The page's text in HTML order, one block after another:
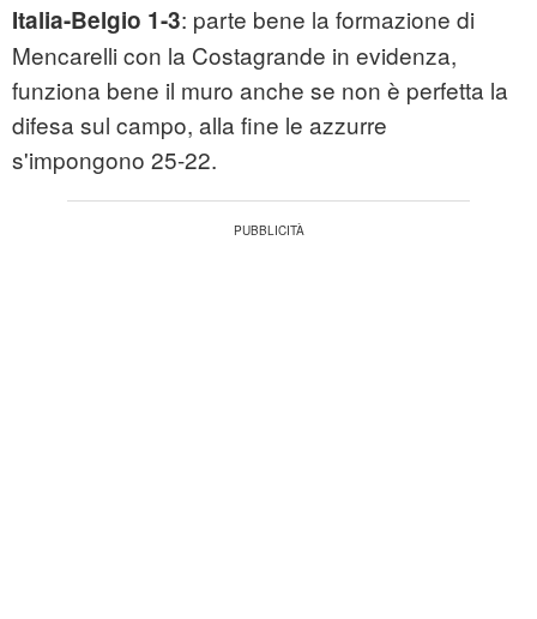
Italia-Belgio 1-3: parte bene la formazione di
Mencarelli con la Costagrande in evidenza,
funziona bene il muro anche se non è perfetta la
difesa sul campo, alla fine le azzurre
s'impongono 25-22.